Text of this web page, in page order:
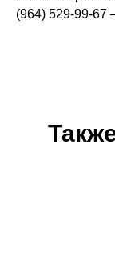
(964) 529-99-